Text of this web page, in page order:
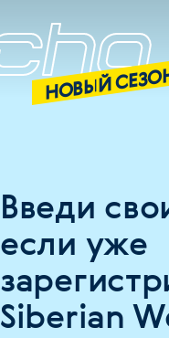
НОВЫЙ
Введи
если уже
Siberian